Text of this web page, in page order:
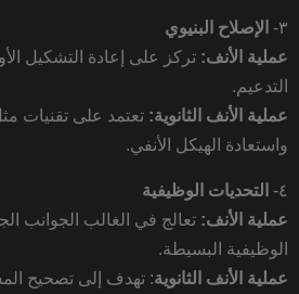
٣-
الإصلاح البنيوي
عملية الأنف: تركز على إعادة التشكيل
التدعيم.
عملية الأنف الثانوية: تعتمد على تقنيات
واستعادة الهيكل الأنفي.
٤-
التحديات الوظيفية
عملية الأنف: تعالج في الغالب الجوانب
الوظيفية البسيطة.
عملية الأنف الثانوية: تهدف إلى تصحيح